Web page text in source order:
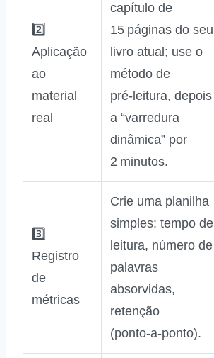
2️⃣
Aplicação
ao
material
real
capítulo de
15 páginas do seu
livro atual; use o
método de
pré‑leitura, depois
a “varredura
dinâmica” por
2 minutos.
3️⃣
Registro
de
métricas
Crie uma planilha
simples: tempo de
leitura, número de
palavras
absorvidas,
retenção
(ponto‑a‑ponto).